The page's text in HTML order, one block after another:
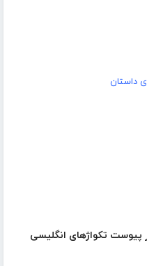
داستان
پیوست تکواژهای انگلیسی